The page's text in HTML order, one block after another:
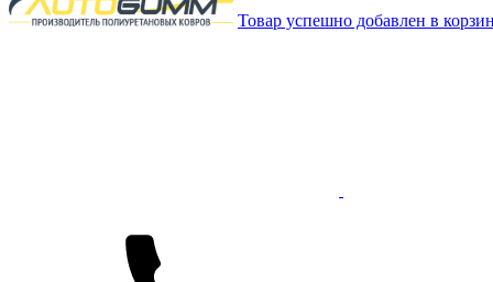
Товар успешно добавлен в